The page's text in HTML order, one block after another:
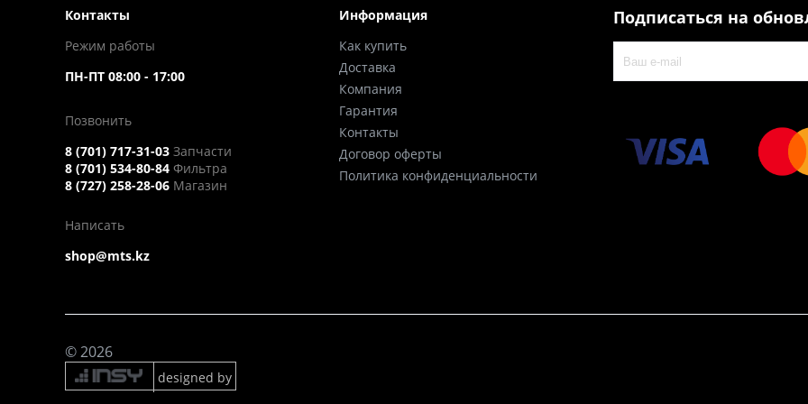
Контакты
Режим работы
ПН-ПТ 08:00 - 17:00
Позвонить
8 (701) 717-31-03 Запчасти
8 (701) 534-80-84 Фильтра
8 (727) 258-28-06 Магазин
Написать
shop@mts.kz
Информация
Как купить
Доставка
Компания
Гарантия
Контакты
Договор оферты
Политика конфиденциальности
Подписаться на
© 2026
designed by